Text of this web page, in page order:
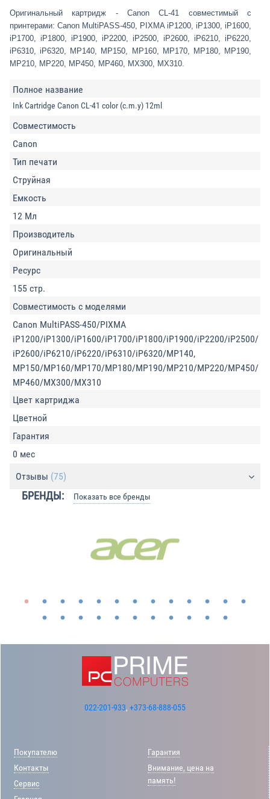
Оригинальный картридж - Canon CL-41 совместимый с
принтерами: Canon MultiPASS-450, PIXMA iP1200, iP1300, iP1600,
iP1700, iP1800, iP1900, iP2200, iP2500, iP2600, iP6210, iP6220,
iP6310, iP6320, MP140, MP150, MP160, MP170, MP180, MP190,
MP210, MP220, MP450, MP460, MX300, MX310.
Полное название
Ink Cartridge Canon CL-41 color (c.m.y) 12ml
Совместимость
Canon
Тип печати
Струйная
Емкость
12 Мл
Производитель
Оригинальный
Ресурс
155 стр.
Совместимость с моделями
Canon MultiPASS-450/PIXMA
iP1200/iP1300/iP1600/iP1700/iP1800/iP1900/iP2200/iP2500/
iP2600/iP6210/iP6220/iP6310/iP6320/MP140,
MP150/MP160/MP170/MP180/MP190/MP210/MP220/MP450/
MP460/MX300/MX310
Цвет картриджа
Цветной
Гарантия
0 мес
Отзывы (75)
БРЕНДЫ: Показать все бренды
022-201-933, +373-68-888-055
Покупателю
Контакты
Сервис
Гарантия
Внимание, цена на
память!